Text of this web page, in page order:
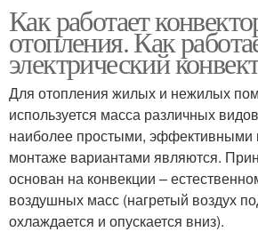
Как работает
отопления. Как
электрический
Для отопления жилых и нежилых
используется масса различных
наиболее простыми,
монтаже вариантами являются.
основан на конвекции –
воздушных масс (нагретый воздух
охлаждается и опускается вниз).